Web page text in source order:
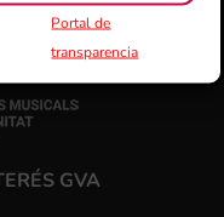
Portal de
transparencia
GVA